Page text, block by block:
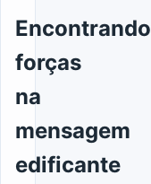
Encontrando
forças
na
mensagem
edificante